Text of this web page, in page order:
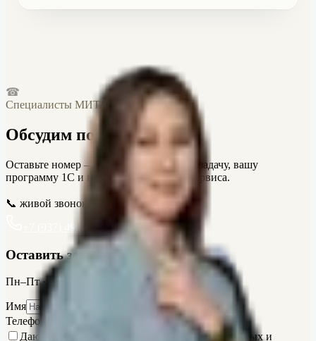
разговора или экспресс-аудита.
☎
Специалисты МИТАлина Иван· Наиля
Обсудим подключение
Оставьте номер — специалист уточнит задачу, вашу
программу 1С и подходящие условия сервиса.
📞 живой звонок
🕐 Пн–Пт, 9:00–18:00
+7 (937) 499-48-14
MAX чат
Оставить заявку
Пн–Пт · 9:00–18:00 по Башкирии
Имя
Телефон
Даю
согласие на обработку персональных данных и